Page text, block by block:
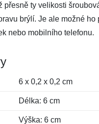
přesně ty velikosti
brýlí. Je ale možné ho
nebo mobilního telefonu.
6 x 0,2 x 0,2 cm
Délka: 6 cm
Výška: 6 cm